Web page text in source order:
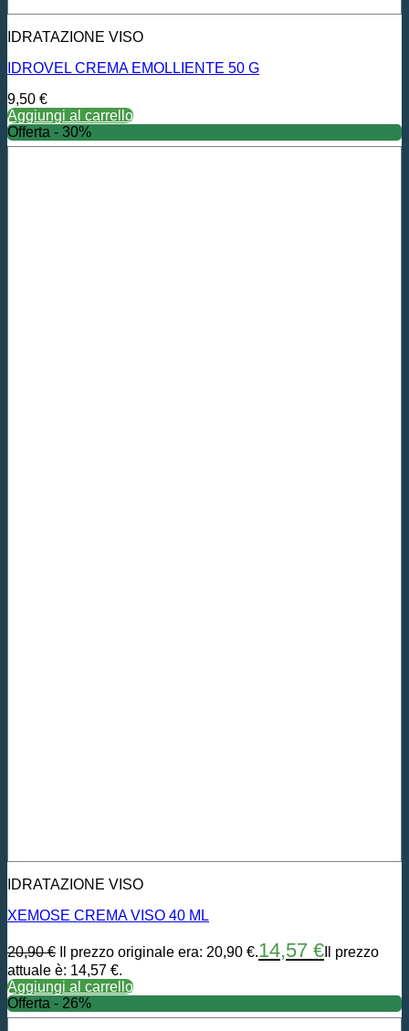
IDRATAZIONE VISO
IDROVEL CREMA EMOLLIENTE 50 G
9,50 €
Aggiungi al carrello
Offerta - 30%
IDRATAZIONE VISO
XEMOSE CREMA VISO 40 ML
20,90€ Il prezzo originale era: 20,90 €.14,57 € Il prezzo
attuale è: 14,57 €.
Aggiungi al carrello
Offerta - 26%